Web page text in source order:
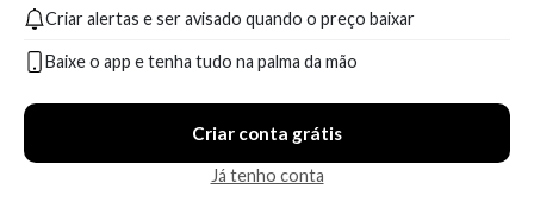
Criar alertas e ser avisado quando o preço baixar
Baixe o app e tenha tudo na palma da mão
Criar conta grátis
Já tenho conta